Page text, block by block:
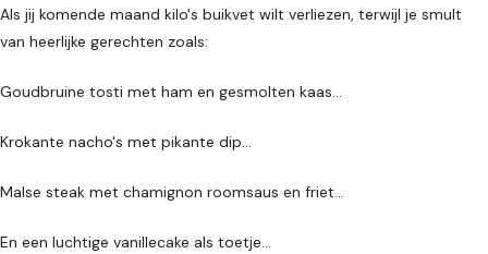
Als jij komende maand kilo's buikvet wilt verliezen, terwijl je smult
van heerlijke gerechten zoals:
Goudbruine tosti met ham en gesmolten kaas...
Krokante nacho's met pikante dip...
Malse steak met chamignon roomsaus en friet...
En een luchtige vanillecake als toetje...